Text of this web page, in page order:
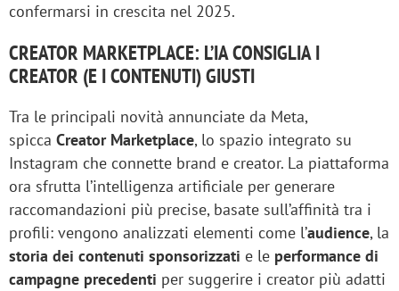
confermarsi in crescita nel 2025.
CREATOR MARKETPLACE: L’IA CONSIGLIA I
CREATOR (E I CONTENUTI) GIUSTI
Tra le principali novità annunciate da Meta,
spicca Creator Marketplace, lo spazio integrato su
Instagram che connette brand e creator. La piattaforma
ora sfrutta l’intelligenza artificiale per generare
raccomandazioni più precise, basate sull’affinità tra i
profili: vengono analizzati elementi come l’audience, la
storia dei contenuti sponsorizzati e le performance di
campagne precedenti per suggerire i creator più adatti